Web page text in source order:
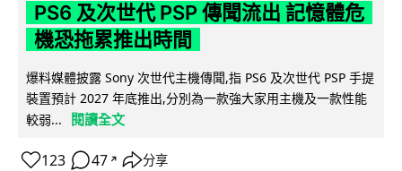
PS6 及次世代 PSP 傳聞流出 記憶體危
機恐拖累推出時間
爆料媒體披露 Sony 次世代主機傳聞,指 PS6 及次世代 PSP 手提
裝置預計 2027 年底推出,分別為一款強大家用主機及一款性能
較弱...
閱讀全文
123 47 ↗ 分享